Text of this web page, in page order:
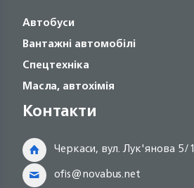
Автобуси
Вантажні автомобілі
Спецтехніка
Масла, автохімія
Контакти
Черкаси, вул. Лук'янова 5/1
ofis@novabus.net